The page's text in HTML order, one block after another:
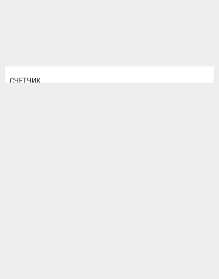
СЧЕТЧИК